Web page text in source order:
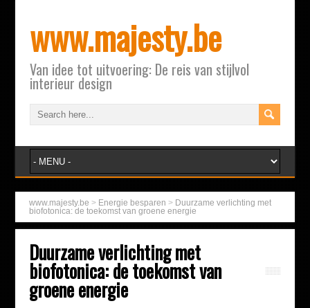
www.majesty.be
Van idee tot uitvoering: De reis van stijlvol
interieur design
www.majesty.be > Energie besparen > Duurzame verlichting met
biofotonica: de toekomst van groene energie
Duurzame verlichting met
biofotonica: de toekomst van
groene energie